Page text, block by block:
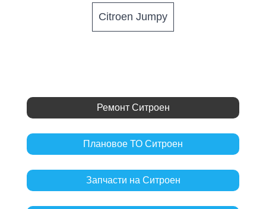
Citroen Jumpy
Ремонт Ситроен
Плановое ТО Ситроен
Запчасти на Ситроен